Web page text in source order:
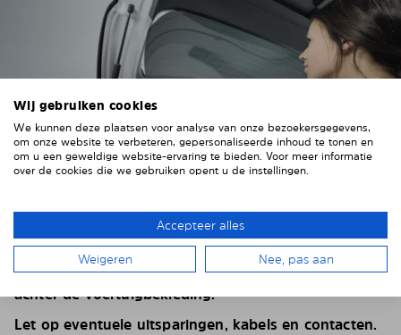
4. HET ZONNESCHERM PLAATSEN
Plaats het Solarplexius paneel van binnenuit voor de
ruiten van uw voertuig.Steek hiervoor de ruiten
achter de voertuigbekleding.
Let op eventuele uitsparingen, kabels en contacten.
Wij gebruiken cookies
We kunnen deze plaatsen voor analyse van onze bezoekersgegevens,
om onze website te verbeteren, gepersonaliseerde inhoud te tonen en
om u een geweldige website-ervaring te bieden. Voor meer informatie
over de cookies die we gebruiken opent u de instellingen.
Accepteer alles
Weigeren Nee, pas aan